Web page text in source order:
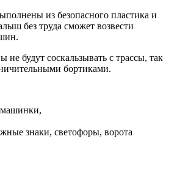
из безопасного пластика и
без труда сможет возвести
будут соскальзывать с трассы, так
бортиками.
машинки,
знаки, светофоры, ворота